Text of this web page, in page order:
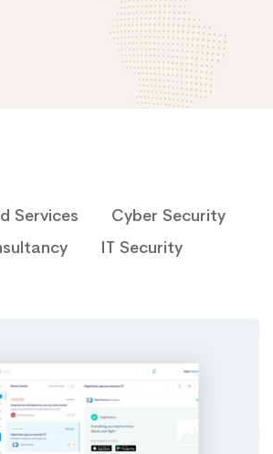
Services
Cyber Security
IT Security